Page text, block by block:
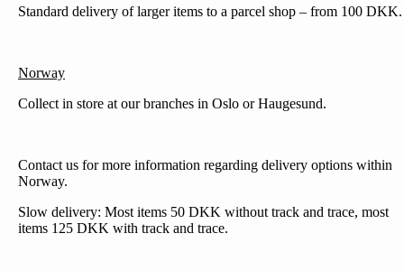
Standard delivery of larger items to a parcel shop – from 100 DKK.
Norway
Collect in store at our branches in Oslo or Haugesund.
Contact us for more information regarding delivery options within
Norway.
Slow delivery: Most items 50 DKK without track and trace, most
items 125 DKK with track and trace.